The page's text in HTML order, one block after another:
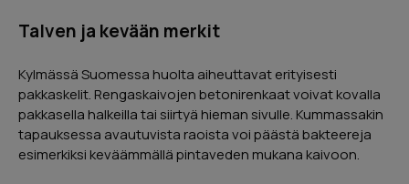
Talven ja kevään merkit
Kylmässä Suomessa huolta aiheuttavat erityisesti
pakkaskelit. Rengaskaivojen betonirenkaat voivat kovalla
pakkasella halkeilla tai siirtyä hieman sivulle. Kummassakin
tapauksessa avautuvista raoista voi päästä bakteereja
esimerkiksi keväämmällä pintaveden mukana kaivoon.